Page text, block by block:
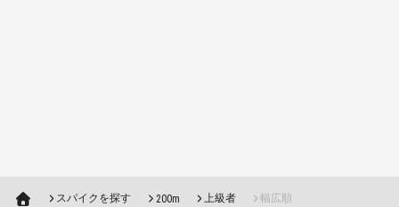
スパイクを探す 200m 上級者 幅広順